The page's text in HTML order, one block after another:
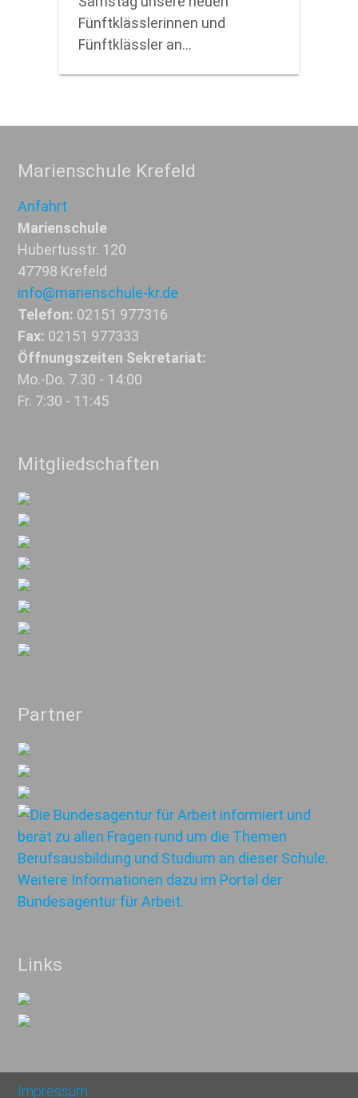
Fünftklässlerinnen und
Fünftklässler an…
Marienschule Krefeld
Anfahrt
Marienschule
Hubertusstr. 120
47798 Krefeld
info@marienschule-kr.de
Telefon: 02151 977316
Fax: 02151 977333
Öffnungszeiten Sekretariat:
Mo.-Do. 7.30 - 14:00
Fr. 7:30 - 11:45
Mitgliedschaften
Partner
Links
Impressum